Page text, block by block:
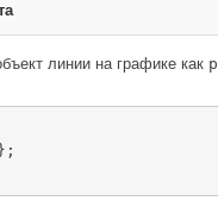
линии на графике как p
};